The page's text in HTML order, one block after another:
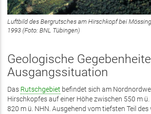
Luftbild des Bergrutsches am Hirschkopf bei
1993 (Foto: BNL Tübingen)
Geologische
Ausgangssituation
Das Rutschgebiet befindet sich am
Hirschkopfes auf einer Höhe zwischen 550 m ü.
820 m ü. NHN. Ausgehend vom tiefsten Teil